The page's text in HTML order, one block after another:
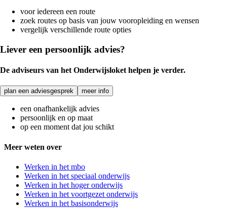
voor iedereen een route
zoek routes op basis van jouw vooropleiding en wensen
vergelijk verschillende route opties
Liever een persoonlijk advies?
De adviseurs van het Onderwijsloket helpen je verder.
plan een adviesgesprek meer info
een onafhankelijk advies
persoonlijk en op maat
op een moment dat jou schikt
Meer weten over
Werken in het mbo
Werken in het speciaal onderwijs
Werken in het hoger onderwijs
Werken in het voortgezet onderwijs
Werken in het basisonderwijs